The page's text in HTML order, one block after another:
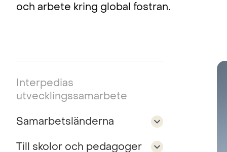
och arbete kring global fostran.
Interpedias
utvecklingssamarbete
Samarbetsländerna
Till skolor och pedagoger